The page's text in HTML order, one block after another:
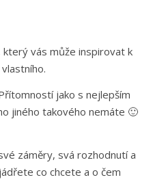
který vás může inspirovat k
jako s nejlepším
jiného takového nemáte 🙂
záměry, svá rozhodnutí a
co chcete a o čem